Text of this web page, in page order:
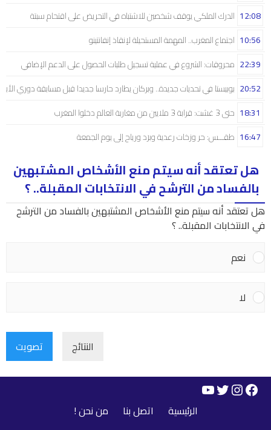
الدرك الملكي يوقف شخصين للاشتباه في التحريض على اقتحام سبتة 12:08
اجتماع المغرب.. المهمة المستحيلة لإنقاذ إنفانتينو 10:56
محروقات: الشروع في عملية تسجيل طلبات الحصول على الدعم الإضافي 22:39
بوبيستا في تحديات جديدة.. وبركان يطارد حارسا جديدا قبل مسابقة دوري 20:52
حتى 3 غشت: قرابة 3 ملايين من مغاربة العالم دخلوا المغرب 18:31
طقـــس: حر وزخات رعدية وبرَد ورياح إلى يوم الجمعة 16:47
هل تعتقد أنه سيتم منع الأشخاص المشتبهين
بالفساد من الترشح في الانتخابات المقبلة.. ؟
هل تعتقد أنه سيتم منع الأشخاص المشتبهين بالفساد من الترشح
في الانتخابات المقبلة.. ؟
نعم
لا
النتائج تصويت
Facebook
Instagram
Twitter
YouTube
الرئيسية اتصل بنا
من نحن !